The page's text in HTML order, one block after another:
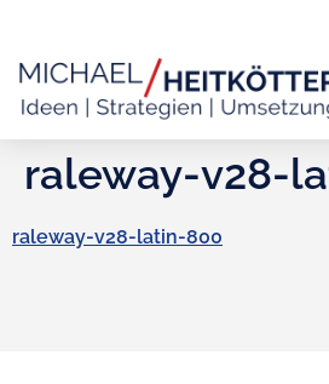
raleway-v28-
raleway-v28-latin-800